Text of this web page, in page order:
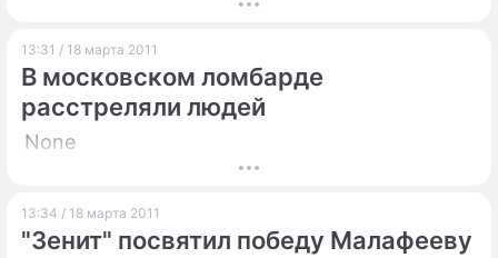
13:31 / 18 марта 2011
В московском ломбарде
расстреляли людей
None
13:34 / 18 марта 2011
"Зенит" посвятил победу Малафееву